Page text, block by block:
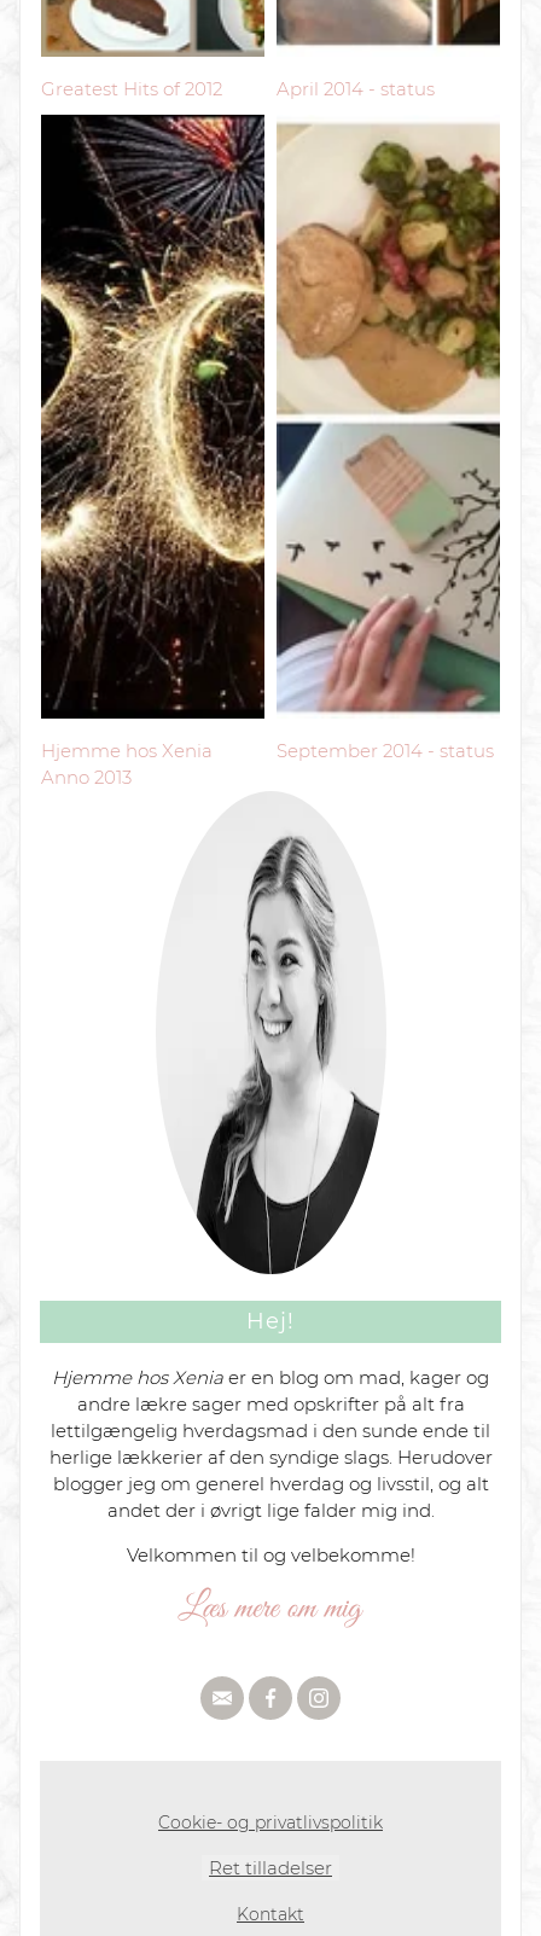
Greatest Hits of 2012 April 2014 - status
Hjemme hos Xenia
Anno 2013
September 2014 - status
Hej!
Hjemme hos Xenia er en blog om mad, kager og
andre lækre sager med opskrifter på alt fra
lettilgængelig hverdagsmad i den sunde ende til
herlige lækkerier af den syndige slags. Herudover
blogger jeg om generel hverdag og livsstil, og alt
andet der i øvrigt lige falder mig ind.
Velkommen til og velbekomme!
Cookie- og privatlivspolitik
Ret tilladelser
Kontakt